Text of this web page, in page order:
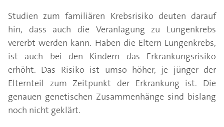
Studien zum familiären Krebsrisiko deuten darauf
hin, dass auch die Veranlagung zu Lungenkrebs
vererbt werden kann. Haben die Eltern Lungenkrebs,
ist auch bei den Kindern das Erkrankungsrisiko
erhöht. Das Risiko ist umso höher, je jünger der
Elternteil zum Zeitpunkt der Erkrankung ist. Die
genauen genetischen Zusammenhänge sind bislang
noch nicht geklärt.